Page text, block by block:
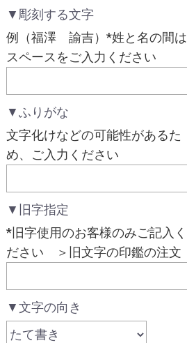
▼彫刻する文字
例（福澤 諭吉）*姓と名の間は
スペースをご入力ください
▼ふりがな
文字化けなどの可能性があるた
め、ご入力ください
▼旧字指定
*旧字使用のお客様のみご記入く
ださい ＞旧文字の印鑑の注文
▼文字の向き